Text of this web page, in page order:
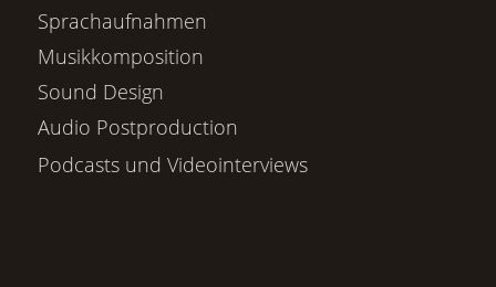
Sprachaufnahmen
Musikkomposition
Sound Design
Audio Postproduction
Podcasts und Videointerviews